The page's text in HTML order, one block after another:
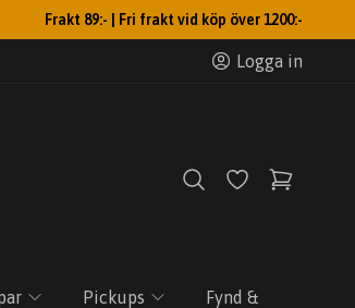
Frakt 89:- | Fri frakt vid köp över 1200:-
Logga in
Pickups
Fynd &